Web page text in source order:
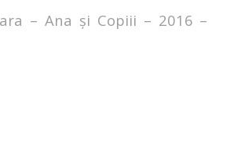
– Ana și Copiii – 2016 –